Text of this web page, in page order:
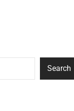
Search